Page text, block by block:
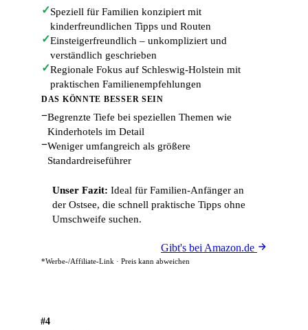
✓Speziell für Familien konzipiert mit
kinderfreundlichen Tipps und Routen
✓Einsteigerfreundlich – unkompliziert und
verständlich geschrieben
✓Regionale Fokus auf Schleswig-Holstein mit
praktischen Familienempfehlungen
DAS KÖNNTE BESSER SEIN
−Begrenzte Tiefe bei speziellen Themen wie
Kinderhotels im Detail
−Weniger umfangreich als größere
Standardreiseführer
Unser Fazit: Ideal für Familien-Anfänger an
der Ostsee, die schnell praktische Tipps ohne
Umschweife suchen.
Gibt's bei Amazon.de
*Werbe-/Affiliate-Link · Preis kann abweichen
#4